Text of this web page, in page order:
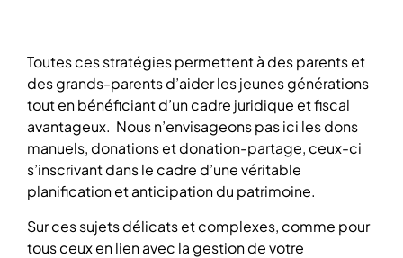
Toutes ces stratégies permettent à des parents et
des grands-parents d’aider les jeunes générations
tout en bénéficiant d’un cadre juridique et fiscal
avantageux. Nous n’envisageons pas ici les dons
manuels, donations et donation-partage, ceux-ci
s’inscrivant dans le cadre d’une véritable
planification et anticipation du patrimoine.
Sur ces sujets délicats et complexes, comme pour
tous ceux en lien avec la gestion de votre